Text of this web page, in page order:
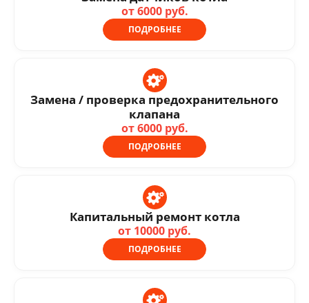
от 6000 руб.
ПОДРОБНЕЕ
Замена / проверка предохранительного
клапана
от 6000 руб.
ПОДРОБНЕЕ
Капитальный ремонт котла
от 10000 руб.
ПОДРОБНЕЕ